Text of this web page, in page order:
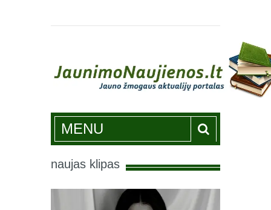
Jaunimonaujienos.lt
MENU
naujas klipas